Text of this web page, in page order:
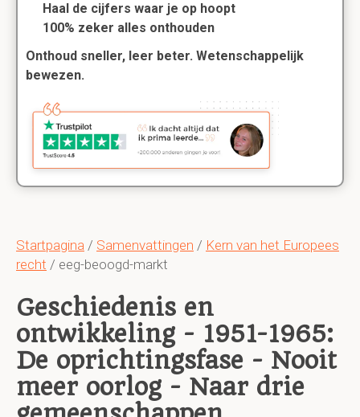
Startpagina / Samenvattingen / Kern van het Europees
recht / eeg-beoogd-markt
Geschiedenis en
ontwikkeling - 1951-1965:
De oprichtingsfase - Nooit
meer oorlog - Naar drie
Haal de cijfers waar je op hoopt
100% zeker alles onthouden
Onthoud sneller, leer beter. Wetenschappelijk
bewezen.